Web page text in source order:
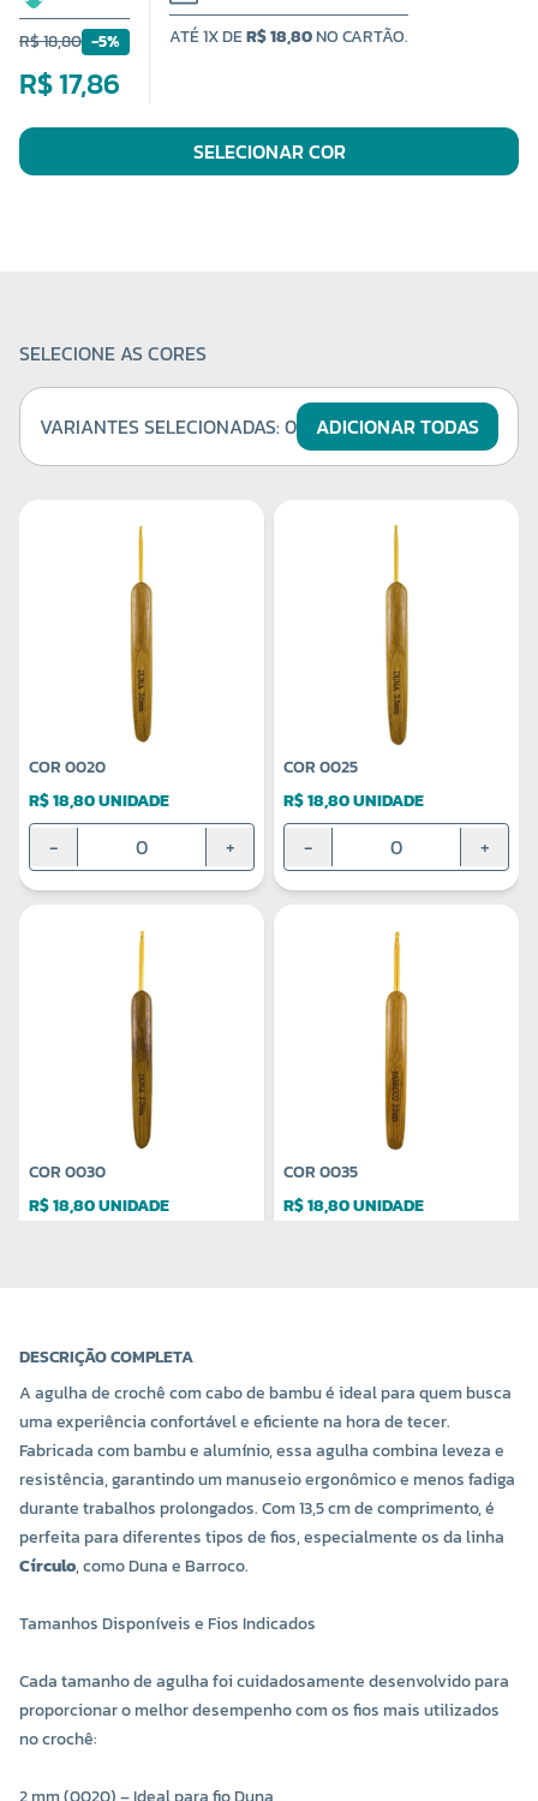
R$ 18,80 -5%
R$ 17,86
ATÉ 1X DER$ 18,80NO CARTÃO.
SELECIONAR COR
SELECIONE AS CORES
VARIANTES SELECIONADAS:0 ADICIONAR TODAS
COR 0020
R$ 18,80 UNIDADE
- +
COR 0025
R$ 18,80 UNIDADE
- +
COR 0030
R$ 18,80 UNIDADE
COR 0035
R$ 18,80 UNIDADE
COR 0040
DESCRIÇÃO COMPLETA
A agulha de crochê com cabo de bambu é ideal para quem busca
uma experiência confortável e eficiente na hora de tecer.
Fabricada com bambu e alumínio, essa agulha combina leveza e
resistência, garantindo um manuseio ergonômico e menos fadiga
durante trabalhos prolongados. Com 13,5 cm de comprimento, é
perfeita para diferentes tipos de fios, especialmente os da linha
Círculo, como Duna e Barroco.
Tamanhos Disponíveis e Fios Indicados
Cada tamanho de agulha foi cuidadosamente desenvolvido para
proporcionar o melhor desempenho com os fios mais utilizados
no crochê: